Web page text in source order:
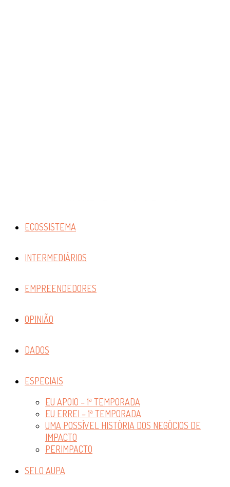
ECOSSISTEMA
INTERMEDIÁRIOS
EMPREENDEDORES
OPINIÃO
DADOS
ESPECIAIS
EU APOIO – 1ª TEMPORADA
EU ERREI – 1ª TEMPORADA
UMA POSSÍVEL HISTÓRIA DOS NEGÓCIOS DE
IMPACTO
PERIMPACTO
SELO AUPA